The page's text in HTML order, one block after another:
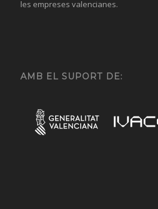
les empreses valencianes.
AMB EL SUPORT DE: